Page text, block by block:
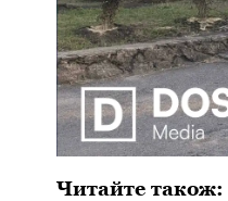
Читайте також: